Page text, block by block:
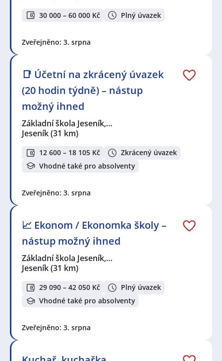
30 000 – 60 000 Kč Plný úvazek
Zveřejněno: 3. srpna
📑 Účetní na zkrácený úvazek
(20 hodin týdně) – nástup
možný ihned
Základní škola Jeseník,…
Jeseník(31 km)
12 600 – 18 105 Kč
Zkrácený úvazek
Vhodné také pro absolventy
Zveřejněno: 3. srpna
📈 Ekonom / Ekonomka školy –
nástup možný ihned
Základní škola Jeseník,…
Jeseník(31 km)
29 090 – 42 050 Kč
Plný úvazek
Vhodné také pro absolventy
Zveřejněno: 3. srpna